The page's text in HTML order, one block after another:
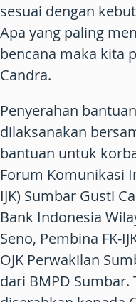
sesuai dengan
Apa yang paling
bencana maka kita
Candra.
Penyerahan
dilaksanakan
bantuan untuk
Forum Komunikasi
IJK) Sumbar Gusti
Bank Indonesia
Seno, Pembina FK-
OJK Perwakilan
dari BMPD